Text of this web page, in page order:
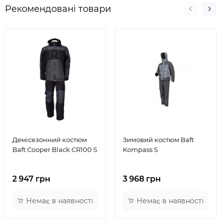
Рекомендовані товари
Демісезонний костюм
Baft Cooper Black CR100 S
2 947 грн
Немає в наявності
Зимовий костюм Baft
Kompass S
3 968 грн
Немає в наявності